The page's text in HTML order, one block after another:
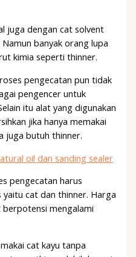
juga dengan cat solvent
banyak orang lupa
kimia seperti thinner.
pengecatan pun tidak
pengencer untuk
itu alat yang digunakan
jika hanya memakai
juga butuh thinner.
pengecatan harus
yaitu cat dan thinner. Harga
mengalami
cat kayu tanpa